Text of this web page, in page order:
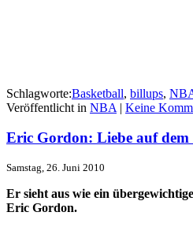
Schlagworte:Basketball, billups,
Veröffentlicht in NBA | Keine
Eric Gordon: Liebe auf dem
Samstag, 26. Juni 2010
Er sieht aus wie ein
Eric Gordon.